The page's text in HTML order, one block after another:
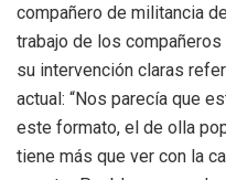
compañero de militancia
trabajo de los
su intervención claras
actual: “Nos parecía que
este formato, el de olla
tiene más que ver con la